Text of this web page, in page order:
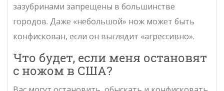
зазубринами запрещены в большинстве
городов. Даже «небольшой» нож может быть
конфискован, если он выглядит «агрессивно».
Что будет, если меня остановят
с ножом в США?